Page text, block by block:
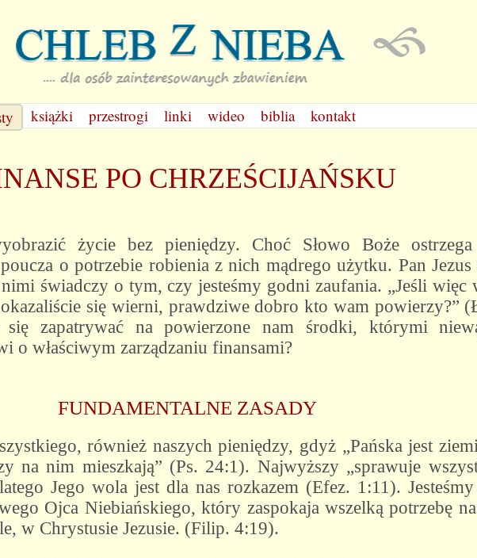
książki przestrogi linki wideo biblia kontakt
PO CHRZEŚCIJAŃSKU
życie bez pieniędzy. Choć Słowo Boże
o potrzebie robienia z nich mądrego użytku. Pan Jezus
nimi świadczy o tym, czy jesteśmy godni zaufania. „Jeśli więc
się wierni, prawdziwe dobro kto wam powierzy?”
się zapatrywać na powierzone nam środki, którymi
o właściwym zarządzaniu finansami?
FUNDAMENTALNE ZASADY
również naszych pieniędzy, gdyż „Pańska jest
na nim mieszkają” (Ps. 24:1). Najwyższy „sprawuje
Jego wola jest dla nas rozkazem (Efez. 1:11). Jesteśmy
Ojca Niebiańskiego, który zaspokaja wszelką potrzebę
w Chrystusie Jezusie. (Filip. 4:19).